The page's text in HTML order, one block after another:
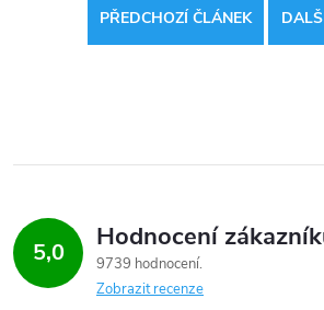
PŘEDCHOZÍ ČLÁNEK
5,0 Hodnocení
9739 hodnocení
Zobrazit recenze